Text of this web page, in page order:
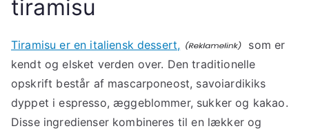
tiramisu
Tiramisu er en italiensk dessert,
som er
kendt og elsket verden over. Den traditionelle
opskrift består af mascarponeost, savoiardikiks
dyppet i espresso, æggeblommer, sukker og kakao.
Disse ingredienser kombineres til en lækker og